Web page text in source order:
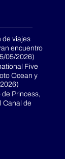
de viajes
encuentro
05/2026)
Five
Ocean y
de Princess,
Canal de